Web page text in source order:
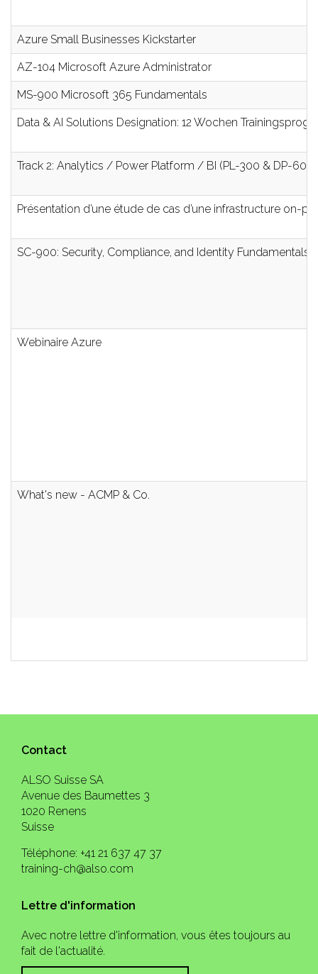
Azure Small Businesses Kickstarter
AZ-104 Microsoft Azure Administrator
MS-900 Microsoft 365 Fundamentals
Data & AI Solutions Designation: 12 Wochen
Track 2: Analytics / Power Platform / BI (PL-300 & DP-600)
Présentation d’une étude de cas d’une infrastructure on-
SC-900: Security, Compliance, and Identity Fundamentals
Webinaire Azure
What's new - ACMP & Co.
Contact
ALSO Suisse SA
Avenue des Baumettes 3
1020 Renens
Suisse
Téléphone: +41 21 637 47 37
training-ch@also.com
Lettre d'information
Avec notre lettre d'information, vous êtes toujours au
fait de l'actualité.